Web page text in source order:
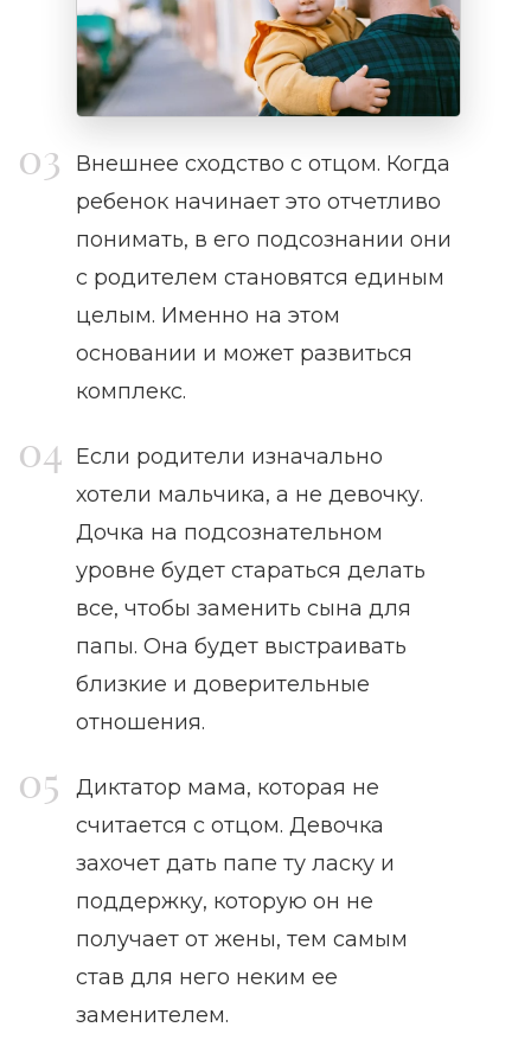
Внешнее сходство с отцом. Когда
ребенок начинает это отчетливо
понимать, в его подсознании они
с родителем становятся единым
целым. Именно на этом
основании и может развиться
комплекс.
Если родители изначально
хотели мальчика, а не девочку.
Дочка на подсознательном
уровне будет стараться делать
все, чтобы заменить сына для
папы. Она будет выстраивать
близкие и доверительные
отношения.
Диктатор мама, которая не
считается с отцом. Девочка
захочет дать папе ту ласку и
поддержку, которую он не
получает от жены, тем самым
став для него неким ее
заменителем.